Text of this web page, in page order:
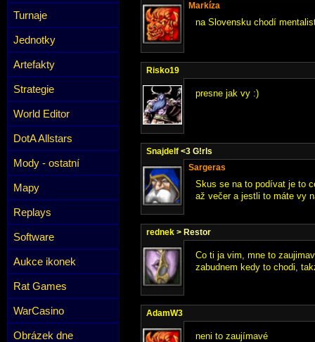
Turnaje
Jednotky
Artefakty
Strategie
World Editor
DotA Allstars
Mody - ostatní
Mapy
Replays
Software
Aukce ikonek
Rat Games
WarCasino
Obrázek dne
Markíza
na Slovensku chodí
Risko19
presne jak vy :)
Snajdelf <3 G!rls
Sargeras
Skus se na to podívat je to
až večer a jestli to máte vy
rednek > Restor
Co ti ja vim, mne to
zabudnem kedy to chodi,
AdamW3
neni to zaujímavé